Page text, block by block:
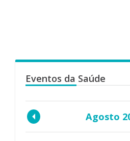
Eventos da Saúde
Agosto